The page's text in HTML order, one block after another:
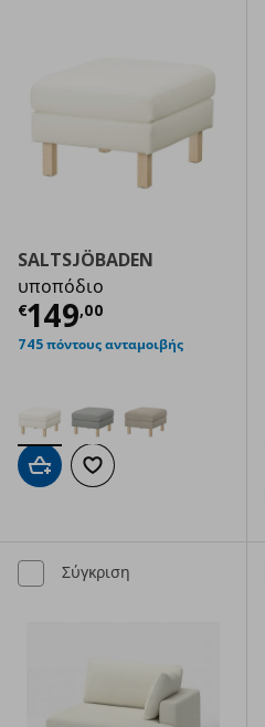
SALTSJÖBADEN
υποπόδιο
€149,00
Τρέχουσα τιμή
745 πόντους ανταμοιβής
Προσθήκη στο καλάθι
Προσθήκη στα αγαπημένα
Σύγκριση